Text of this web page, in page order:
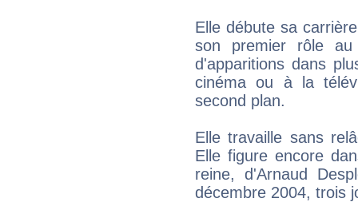
Elle débute sa
son premier rôle
d'apparitions dans
cinéma ou à la
second plan.
Elle travaille sans
Elle figure encore
reine, d'Arnaud
décembre 2004, trois